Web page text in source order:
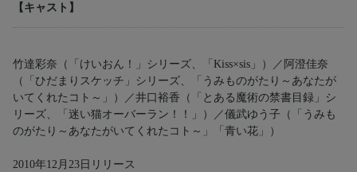
【キャスト】
竹達彩奈（「けいおん！」シリーズ、「Kiss×sis」）／阿澄佳奈
（「ひだまりスケッチ」シリーズ、「うみものがたり～あなたが
いてくれたコト～」）／井口裕香（「とある魔術の禁書目録」シ
リーズ、「迷い猫オーバーラン！！」）／儀武ゆう子（「うみも
のがたり～あなたがいてくれたコト～」「青い花」）
2010年12月23日リリース